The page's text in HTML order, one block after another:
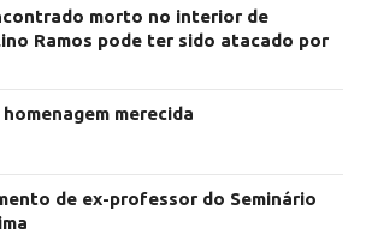
morto no interior de
Ramos pode ter sido atacado por
merecida
de ex-professor do Seminário